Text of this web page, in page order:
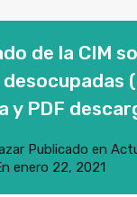
de la CIM
y PDF
Publicado en
enero 22, 2021